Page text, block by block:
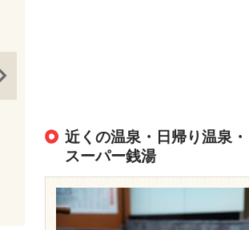
http://www.hotel-emion.jp/spa/
近くの温泉・日帰り温泉・
スーパー銭湯